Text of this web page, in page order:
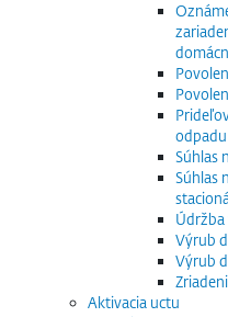
odpadu
Súhlas
Súhlas
Údržba
Výrub
Výrub
Aktivacia uctu